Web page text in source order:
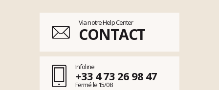
Via notre Help Center
CONTACT
Infoline
+33 4 73 26 98 47
Fermé le 15/08